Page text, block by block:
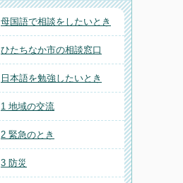
母国語で相談をしたいとき
ひたちなか市の相談窓口
日本語を勉強したいとき
1 地域の交流
2 緊急のとき
3 防災